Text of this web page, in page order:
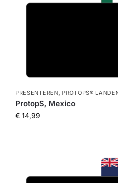
PRESENTEREN PROTOPS®
ProtopS, Mexico
€14,99